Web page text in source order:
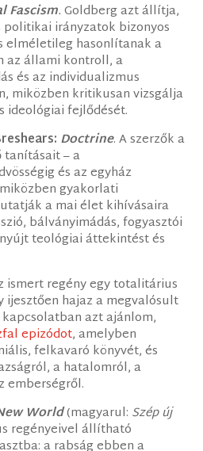
Fascism.Goldberg azt állítja,
irányzatok bizonyos
elméletileg hasonlítanak a
az állami kontroll, a
és az individualizmus
miközben kritikusan vizsgálja
ideológiai fejlődését.
Doctrine. A szerzők a
– a
és az egyház
gyakorlati
a mai élet kihívásaira
bálványimádás, fogyasztói
teológiai áttekintést és
ismert regény egy totalitárius
hajaz a megvalósult
azt ajánlom,
epizódot, amelyben
felkavaró könyvét, és
a hatalomról, a
emberségről.
World(magyarul: Szép új
regényeivel állítható